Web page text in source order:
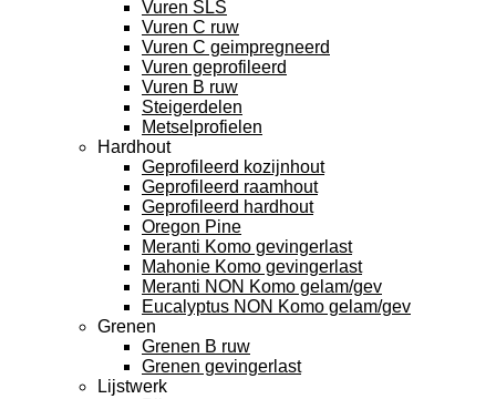
Vuren SLS
Vuren C ruw
Vuren C geimpregneerd
Vuren geprofileerd
Vuren B ruw
Steigerdelen
Metselprofielen
Hardhout
Geprofileerd kozijnhout
Geprofileerd raamhout
Geprofileerd hardhout
Oregon Pine
Meranti Komo gevingerlast
Mahonie Komo gevingerlast
Meranti NON Komo gelam/gev
Eucalyptus NON Komo gelam/gev
Grenen
Grenen B ruw
Grenen gevingerlast
Lijstwerk